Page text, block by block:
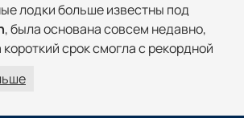
лодки больше известны под
, была основана совсем недавно,
короткий срок смогла с рекордной
40с вызывающим авангардным